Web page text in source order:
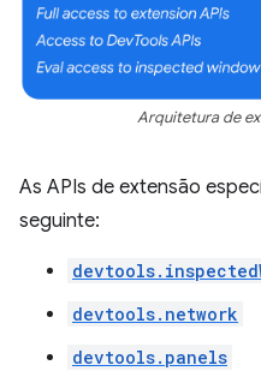
Arquitetura de
As APIs de extensão
seguinte:
devtools.network
devtools.panels